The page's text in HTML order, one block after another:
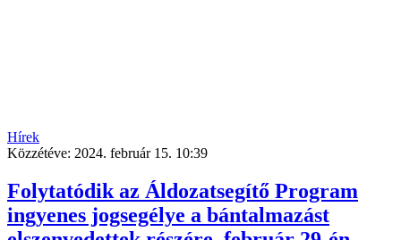
Hírek
Közzétéve: 2024. február 15. 10:39
Folytatódik az Áldozatsegítő Program
ingyenes jogsegélye a bántalmazást